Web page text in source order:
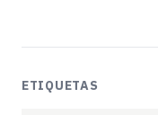
ETIQUETAS